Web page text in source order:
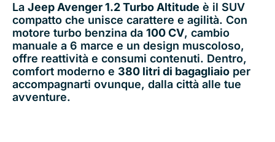
La Jeep Avenger 1.2 Turbo Altitude è il SUV
compatto che unisce carattere e agilità. Con
motore turbo benzina da 100 CV, cambio
manuale a 6 marce e un design muscoloso,
offre reattività e consumi contenuti. Dentro,
comfort moderno e 380 litri di bagagliaio per
accompagnarti ovunque, dalla città alle tue
avventure.